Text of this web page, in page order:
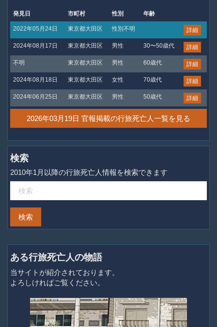
発見日 市町村 性別 年齢
2022年05月24日 東京都大田区 性別不明 詳細
2024年08月17日 東京都大田区 男性 30〜50歳代 詳細
不明 東京都大田区 男性 60歳代 詳細
2024年08月18日 東京都大田区 女性 70歳代 詳細
2024年06月25日 東京都大田区 男性 50歳代 詳細
2026年03月19日 官報掲載の行旅死亡人一覧を見る
検索
2010年1月以降の行旅死亡人情報を検索できます
ある行旅死亡人の物語
当サイトが紹介されております。
よろしければご覧ください。